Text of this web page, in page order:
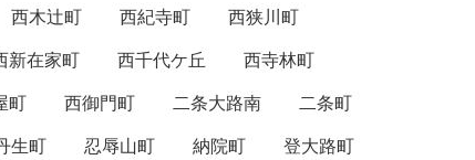
西木辻町 西紀寺町
西狭川町
新在家町 西千代ケ丘
西寺林町
町 西御門町 二条大路南
二条町
生町 忍辱山町 納院町
登大路町